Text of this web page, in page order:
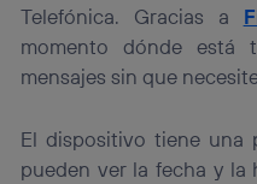
Telefónica. Gracias a
momento dónde está
mensajes sin que
El dispositivo tiene una
pueden ver la fecha y